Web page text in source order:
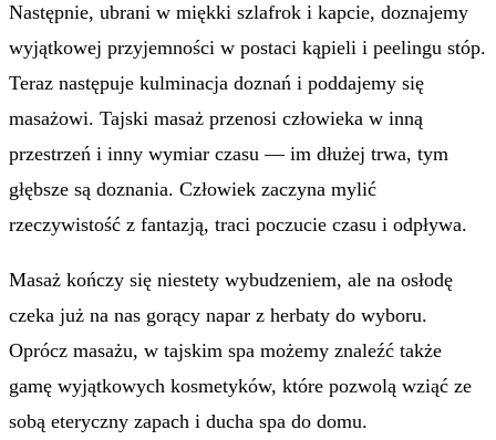
Następnie, ubrani w miękki szlafrok i kapcie, doznajemy
wyjątkowej przyjemności w postaci kąpieli i peelingu stóp.
Teraz następuje kulminacja doznań i poddajemy się
masażowi. Tajski masaż przenosi człowieka w inną
przestrzeń i inny wymiar czasu — im dłużej trwa, tym
głębsze są doznania. Człowiek zaczyna mylić
rzeczywistość z fantazją, traci poczucie czasu i odpływa.
Masaż kończy się niestety wybudzeniem, ale na osłodę
czeka już na nas gorący napar z herbaty do wyboru.
Oprócz masażu, w tajskim spa możemy znaleźć także
gamę wyjątkowych kosmetyków, które pozwolą wziąć ze
sobą eteryczny zapach i ducha spa do domu.